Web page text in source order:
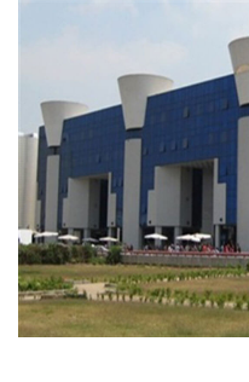
تواصل معنا
الطلاب
هيئة التدريس